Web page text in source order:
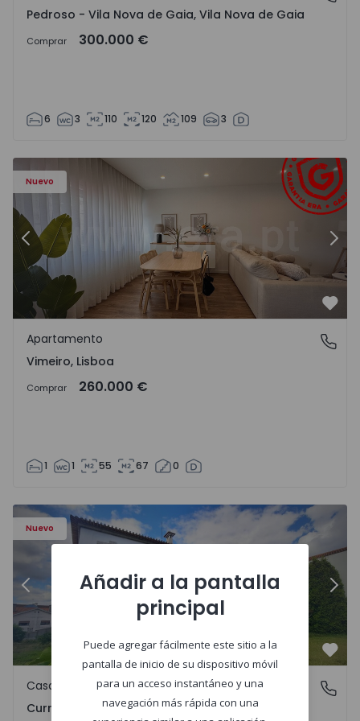
Pedroso - Vila Nova de Gaia, Vila Nova de Gaia
Comprar 300.000 €
6 3 110 120 109 3
Nuevo
Apartamento T1 Lourinhã, Vimeiro - 1575406 - 1
Anterior
Vimeiro, Lisboa
Apartamento
Vimeiro, Lisboa
Comprar 260.000 €
1 1 55 67 0
Nuevo
- 17
Casa T7 Carregal do Sal, Currelos, Papízios e Sobral -
Anterior
Currelos, Papízios e Sobral, Viseu
Casa
Currelos, Papízios e Sobral, Viseu
Añadir a la pantalla
principal
Puede agregar fácilmente este sitio a la
pantalla de inicio de su dispositivo móvil
para un acceso instantáneo y una
navegación más rápida con una